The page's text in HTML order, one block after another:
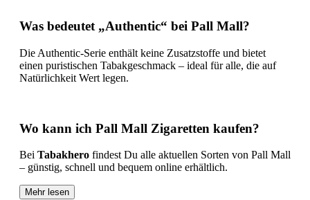
Was bedeutet „Authentic“ bei Pall Mall?
Die Authentic-Serie enthält keine Zusatzstoffe und bietet
einen puristischen Tabakgeschmack – ideal für alle, die auf
Natürlichkeit Wert legen.
Wo kann ich Pall Mall Zigaretten kaufen?
Bei Tabakhero findest Du alle aktuellen Sorten von Pall Mall
– günstig, schnell und bequem online erhältlich.
Mehr lesen